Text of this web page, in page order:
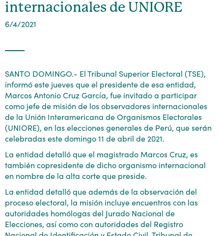
internacionales de UNIORE
6/4/2021
SANTO DOMINGO.- El Tribunal Superior Electoral (TSE),
informó este jueves que el presidente de esa entidad,
Marcos Antonio Cruz García, fue invitado a participar
como jefe de misión de los observadores internacionales
de la Unión Interamericana de Organismos Electorales
(UNIORE), en las elecciones generales de Perú, que serán
celebradas este domingo 11 de abril de 2021.
La entidad detalló que el magistrado Marcos Cruz, es
también copresidente de dicho organismo internacional
en nombre de la alta corte que preside.
La entidad detalló que además de la observación del
proceso electoral, la misión incluye encuentros con las
autoridades homólogas del Jurado Nacional de
Elecciones, así como con autoridades del Registro